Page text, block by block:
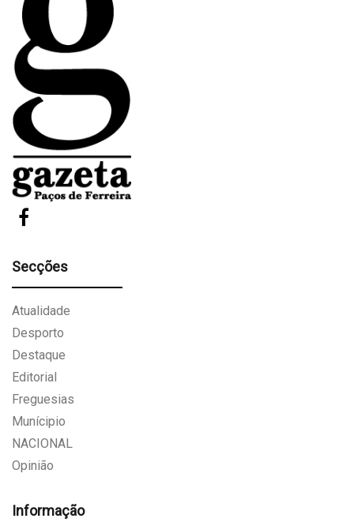
Secções
Atualidade
Desporto
Destaque
Editorial
Freguesias
Munícipio
NACIONAL
Opinião
Informação